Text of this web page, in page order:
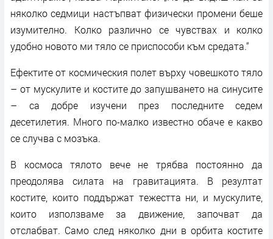
няколко седмици настъпват физически промени беше
изумително. Колко различно се чувствах и колко
удобно новото ми тяло се приспособи към средата.“
Ефектите от космическия полет върху човешкото тяло
– от мускулите и костите до запушването на синусите
– са добре изучени през последните седем
десетилетия. Много по-малко известно обаче е какво
се случва с мозъка.
В космоса тялото вече не трябва постоянно да
преодолява силата на гравитацията. В резултат
костите, които поддържат тежестта ни, и мускулите,
които използваме за движение, започват да
отслабват. Само след няколко дни в орбита костите